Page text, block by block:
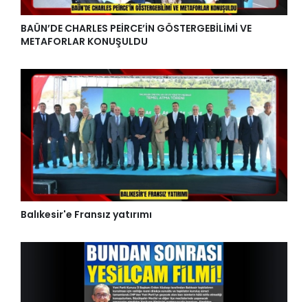
BAÜN’DE CHARLES PEİRCE’İN GÖSTERGEBİLİMİ VE
METAFORLAR KONUŞULDU
Balıkesir'e Fransız yatırımı